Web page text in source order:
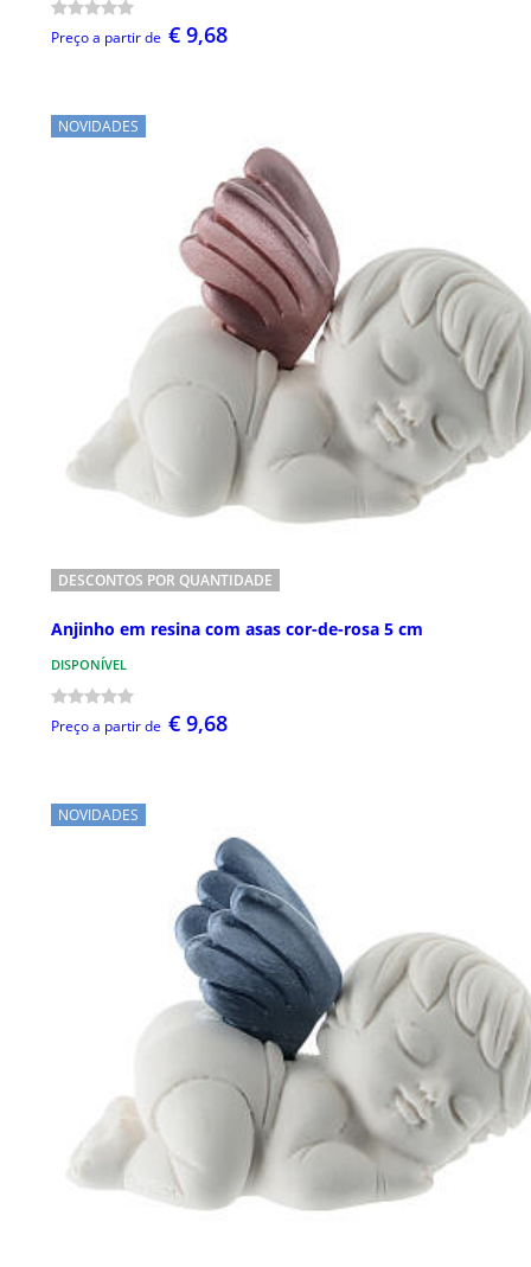
Preço a partir de € 9,68
NOVIDADES
DESCONTOS POR QUANTIDADE
Anjinho em resina com asas cor-de-rosa 5 cm
DISPONÍVEL
Preço a partir de € 9,68
NOVIDADES